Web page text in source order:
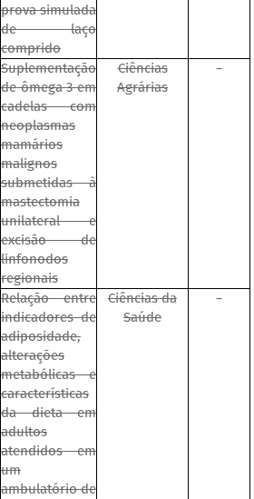
prova simulada
de laço
comprido
Suplementação
de ômega 3 em
cadelas com
neoplasmas
mamários
malignos
submetidas à
mastectomia
unilateral e
excisão de
linfonodos
regionais
Ciências
Agrárias
-
Relação entre
indicadores de
adiposidade,
alterações
metabólicas e
características
da dieta em
adultos
atendidos em
um
ambulatório de
Ciências da
Saúde
-